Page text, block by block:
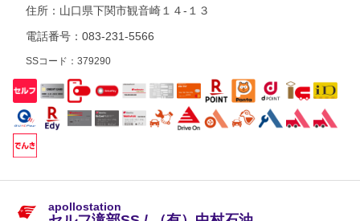
住所： 山口県下関市観音崎１４-１３
電話番号：083-231-5566
SSコード：379290
apollostation